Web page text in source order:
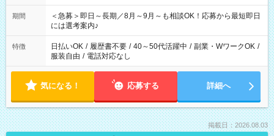
ば前職が、 在宅/財団法人/事務/コールセンター/受付/販売/カフェ
スタッフ スイーツ販売/ホテルフロント/化粧品販売/など 様々な
業界から入社して活躍されています♪
期間
＜急募＞即日～長期／8月～9月～も相談OK！応募から最短即日
には選考案内♪
特徴 日払いOK / 履歴書不要 / 40～50代活躍中 / 副業・WワークOK /
服装自由 / 電話対応なし
気になる！ 応募する 詳細へ
掲載日：2026.08.03